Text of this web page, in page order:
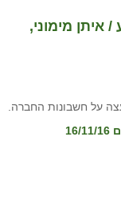
איתן מימוני,
על חשבונות החברה.